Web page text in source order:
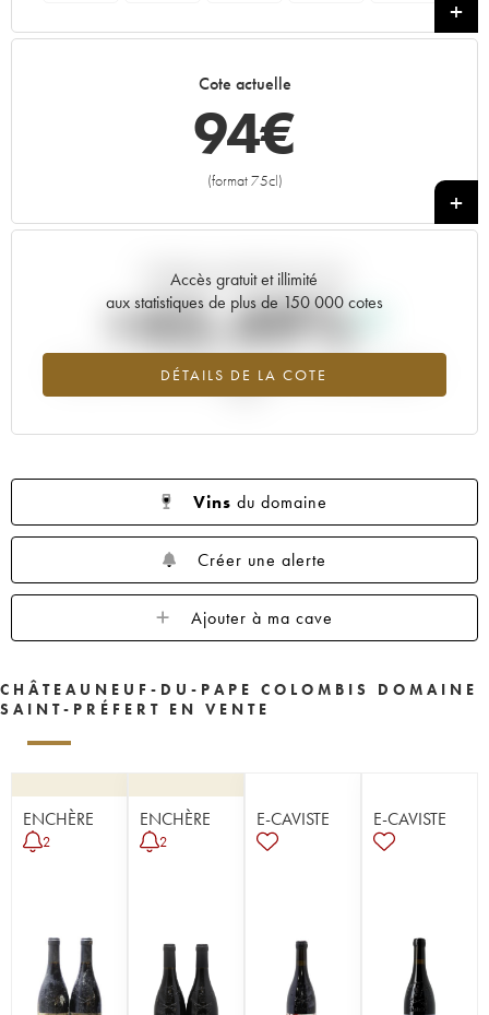
Cote actuelle
94€
(format 75cl)
+
Accès gratuit et illimité
aux statistiques de plus de 150 000 cotes
DÉTAILS DE LA COTE
Tendance actuelle de la cote
+45.49%
Tendance à la hausse du millésime 2012 en 2026 par rapport à
Vins du domaine
Créer une alerte
Ajouter à ma cave
CHÂTEAUNEUF-DU-PAPE COLOMBIS DOMAINE
SAINT-PRÉFERT EN VENTE
ENCHÈRE
2
ENCHÈRE
2
E-CAVISTE E-CAVISTE